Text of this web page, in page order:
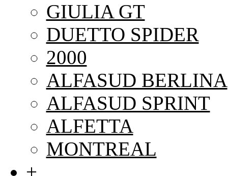
GIULIA GT
DUETTO SPIDER
2000
ALFASUD BERLINA
ALFASUD SPRINT
ALFETTA
MONTREAL
+